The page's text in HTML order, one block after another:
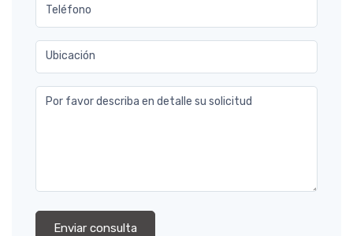
Teléfono
Ubicación
Por favor describa en detalle su solicitud
Enviar consulta